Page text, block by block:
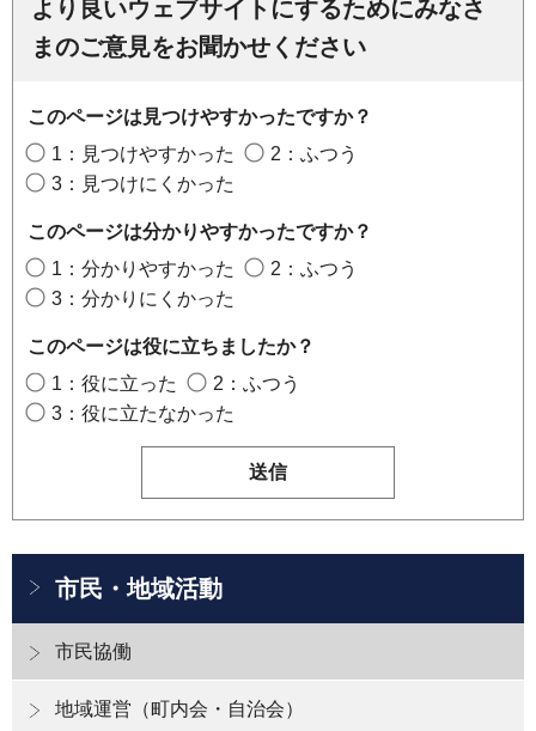
より良いウェブサイトにするためにみなさ
まのご意見をお聞かせください
このページは見つけやすかったですか？
1：見つけやすかった
2：ふつう
3：見つけにくかった
このページは分かりやすかったですか？
1：分かりやすかった
2：ふつう
3：分かりにくかった
このページは役に立ちましたか？
1：役に立った
2：ふつう
3：役に立たなかった
市民・地域活動
市民協働
地域運営（町内会・自治会）